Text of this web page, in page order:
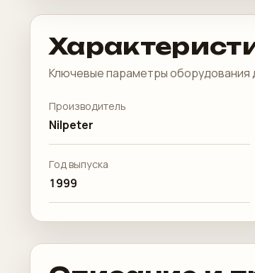
Ключевые параметры оборудования
Производитель
Nilpeter
Год выпуска
1999